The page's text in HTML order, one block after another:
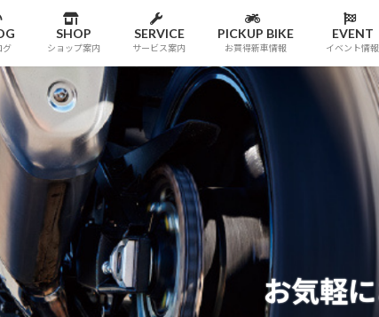
グ
SHOP
ショップ案内
SERVICE
サービス案内
PICKUP BIKE
お買得新車情報
EVENT
イベント情報
案
ス、点検、整備、
お気軽
案
ス、点検、整備、